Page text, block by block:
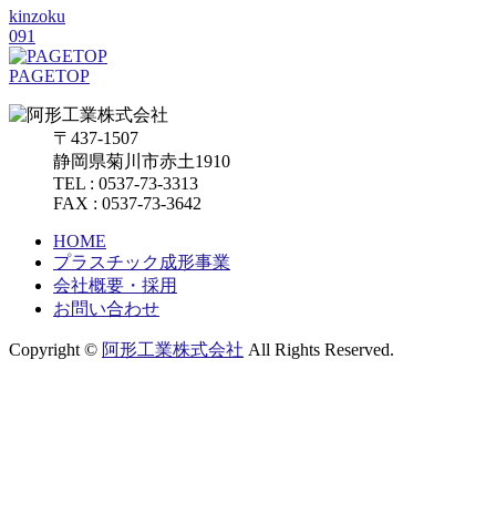
kinzoku
091
PAGETOP
〒437-1507
静岡県菊川市赤土1910
TEL : 0537-73-3313
FAX : 0537-73-3642
HOME
プラスチック成形事業
会社概要・採用
お問い合わせ
Copyright © 阿形工業株式会社 All Rights Reserved.